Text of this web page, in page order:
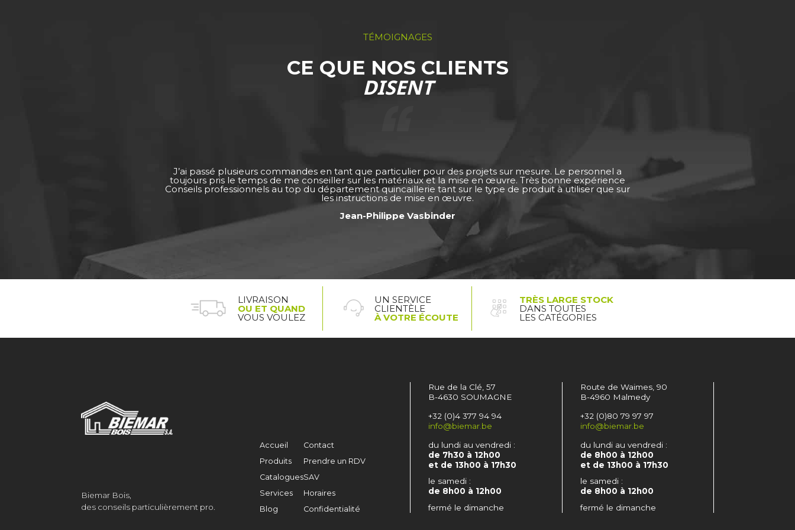
TÉMOIGNAGES
CE QUE NOS CLIENTS
DISENT
J’ai passé plusieurs commandes en tant que particulier pour des projets sur mesure. Le personnel a
toujours pris le temps de me conseiller sur les matériaux et la mise en œuvre. Très bonne expérience
Conseils professionnels au top du département quincaillerie tant sur le type de produit à utiliser que sur
les instructions de mise en œuvre.
Jean-Philippe Vasbinder
LIVRAISON
OU ET QUAND
VOUS VOULEZ
UN SERVICE
CLIENTÈLE
À VOTRE ÉCOUTE
TRÈS LARGE STOCK
DANS TOUTES
LES CATÉGORIES
Biemar Bois,
des conseils particulièrement pro.
Accueil
Produits
Catalogues
Services
Blog
Contact
Prendre un RDV
SAV
Horaires
Confidentialité
Rue de la Clé, 57
B-4630 SOUMAGNE
+32 (0)4 377 94 94
info@biemar.be
du lundi au vendredi :
de 7h30 à 12h00
et de 13h00 à 17h30
le samedi :
de 8h00 à 12h00
fermé le dimanche
Route de Waimes, 90
B-4960 Malmedy
+32 (0)80 79 97 97
info@biemar.be
du lundi au vendredi :
de 8h00 à 12h00
et de 13h00 à 17h30
le samedi :
de 8h00 à 12h00
fermé le dimanche